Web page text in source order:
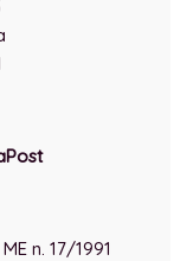
n. 17/1991